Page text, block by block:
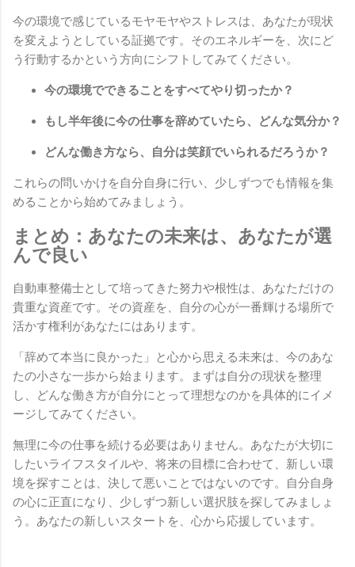
今の環境で感じているモヤモヤやストレスは、あなたが現状
を変えようとしている証拠です。そのエネルギーを、次にど
う行動するかという方向にシフトしてみてください。
今の環境でできることをすべてやり切ったか？
もし半年後に今の仕事を辞めていたら、どんな気分か？
どんな働き方なら、自分は笑顔でいられるだろうか？
これらの問いかけを自分自身に行い、少しずつでも情報を集
めることから始めてみましょう。
まとめ：あなたの未来は、あなたが選
んで良い
自動車整備士として培ってきた努力や根性は、あなただけの
貴重な資産です。その資産を、自分の心が一番輝ける場所で
活かす権利があなたにはあります。
「辞めて本当に良かった」と心から思える未来は、今のあな
たの小さな一歩から始まります。まずは自分の現状を整理
し、どんな働き方が自分にとって理想なのかを具体的にイメ
ージしてみてください。
無理に今の仕事を続ける必要はありません。あなたが大切に
したいライフスタイルや、将来の目標に合わせて、新しい環
境を探すことは、決して悪いことではないのです。自分自身
の心に正直になり、少しずつ新しい選択肢を探してみましょ
う。あなたの新しいスタートを、心から応援しています。